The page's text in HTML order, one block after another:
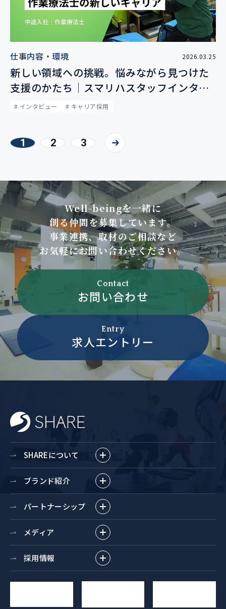
仕事内容・環境 2026.03.25
新しい領域への挑戦。悩みながら見つけた
支援のかたち｜スマリハスタッフインタビ
ュー
# インタビュー # キャリア採用
1 2 3
Well-beingを一緒に
創る仲間を募集しています。
事業連携、取材のご相談など
お気軽にお問い合わせください。
Contact
お問い合わせ
Entry
求人エントリー
SHAREについて
ブランド紹介
パートナーシップ
メディア
採用情報